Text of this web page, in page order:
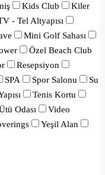
Kids Club
Kiler
- Tel Altyapısı
Mini Golf Sahası
Özel Beach Club
Resepsiyon
SPA Spor Salonu
Su
Tenis Kortu
Odası
Video
Yeşil Alan